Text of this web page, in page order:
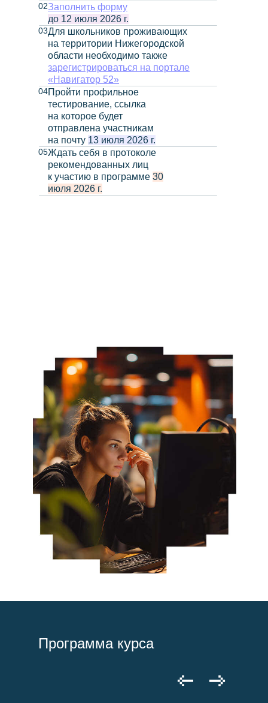
02Заполнить форму
до 12 июля 2026 г.
03Для школьников проживающих
на территории Нижегородской
области необходимо также
зарегистрироваться на портале
«Навигатор 52»
04Пройти профильное
тестирование, ссылка
на которое будет
отправлена участникам
на почту 13 июля 2026 г.
05Ждать себя в протоколе
рекомендованных лиц
к участию в программе 30
июля 2026 г.
Программа курса
Программы обучения